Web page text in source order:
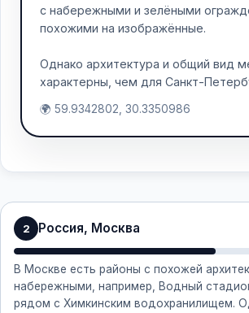
с набережными и зелёными
похожими на изображённые.
Однако архитектура и общий вид
характерны, чем для Санкт-
🌍 59.9342802, 30.3350986
2 Россия, Москва
В Москве есть районы с похожей
набережными, например, Водный
рядом с Химкинским водохранилищем.